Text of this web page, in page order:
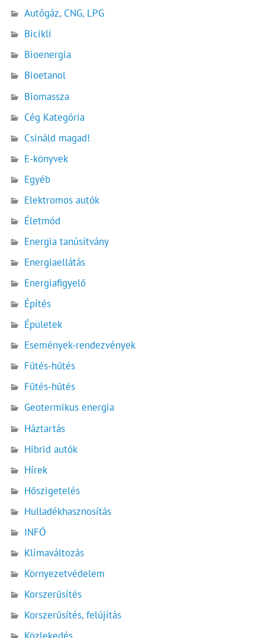
Autógáz, CNG, LPG
Bicikli
Bioenergia
Bioetanol
Biomassza
Cég Kategória
Csináld magad!
E-könyvek
Egyéb
Elektromos autók
Életmód
Energia tanúsítvány
Energiaellátás
Energiafigyelő
Építés
Épületek
Események-rendezvények
Fűtés-hűtés
Fűtés-hűtés
Geotermikus energia
Háztartás
Hibrid autók
Hírek
Hőszigetelés
Hulladékhasznosítás
INFÓ
Klímaváltozás
Környezetvédelem
Korszerűsítés
Korszerűsítés, felújítás